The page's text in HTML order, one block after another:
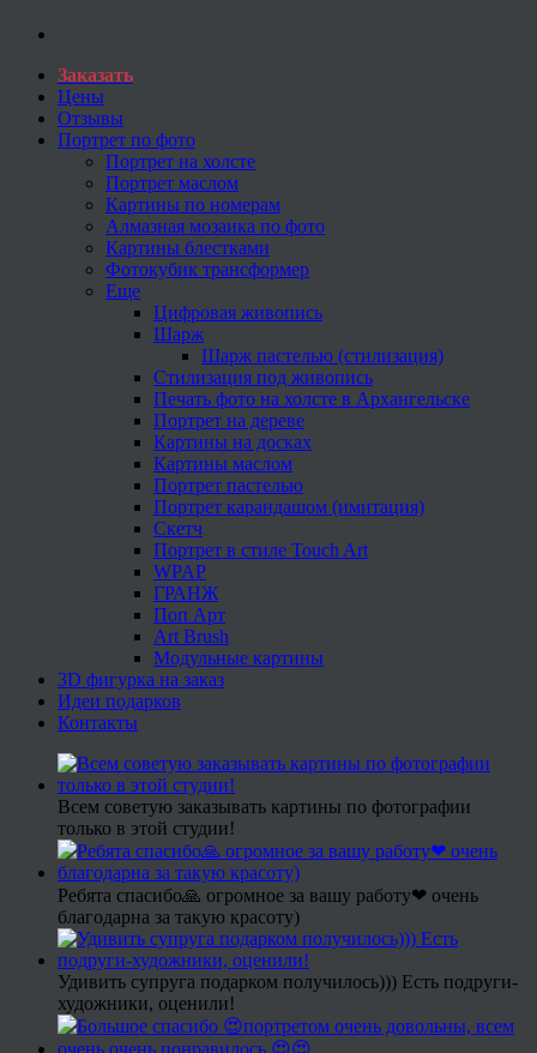
Заказать
Цены
Отзывы
Портрет по фото
Портрет на холсте
Портрет маслом
Картины по номерам
Алмазная мозаика по фото
Картины блестками
Фотокубик трансформер
Еще
Цифровая живопись
Шарж
Шарж пастелью (стилизация)
Стилизация под живопись
Печать фото на холсте в Архангельске
Портрет на дереве
Картины на досках
Картины маслом
Портрет пастелью
Портрет карандашом (имитация)
Скетч
Портрет в стиле Touch Art
WPAP
ГРАНЖ
Поп Арт
Art Brush
Модульные картины
3D фигурка на заказ
Идеи подарков
Контакты
Всем советую заказывать картины по фотографии
только в этой студии!
Ребята спасибо🙏 огромное за вашу работу❤ очень
благодарна за такую красоту)
Удивить супруга подарком получилось))) Есть подруги-
художники, оценили!